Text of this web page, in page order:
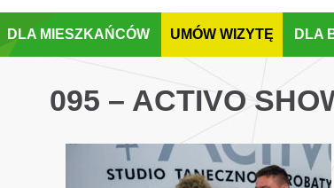
DLA MIESZKAŃCÓW UMÓW WIZYTĘ DLA
095 – ACTIVO